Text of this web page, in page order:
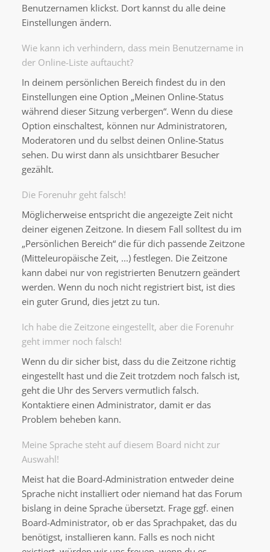
Benutzernamen klickst. Dort kannst du alle deine
Einstellungen ändern.
Wie kann ich verhindern, dass mein Benutzername in
der Online-Liste auftaucht?
In deinem persönlichen Bereich findest du in den
Einstellungen eine Option „Meinen Online-Status
während dieser Sitzung verbergen“. Wenn du diese
Option einschaltest, können nur Administratoren,
Moderatoren und du selbst deinen Online-Status
sehen. Du wirst dann als unsichtbarer Besucher
gezählt.
Die Forenuhr geht falsch!
Möglicherweise entspricht die angezeigte Zeit nicht
deiner eigenen Zeitzone. In diesem Fall solltest du im
„Persönlichen Bereich“ die für dich passende Zeitzone
(Mitteleuropäische Zeit, ...) festlegen. Die Zeitzone
kann dabei nur von registrierten Benutzern geändert
werden. Wenn du noch nicht registriert bist, ist dies
ein guter Grund, dies jetzt zu tun.
Ich habe die Zeitzone eingestellt, aber die Forenuhr
geht immer noch falsch!
Wenn du dir sicher bist, dass du die Zeitzone richtig
eingestellt hast und die Zeit trotzdem noch falsch ist,
geht die Uhr des Servers vermutlich falsch.
Kontaktiere einen Administrator, damit er das
Problem beheben kann.
Meine Sprache steht auf diesem Board nicht zur
Auswahl!
Meist hat die Board-Administration entweder deine
Sprache nicht installiert oder niemand hat das Forum
bislang in deine Sprache übersetzt. Frage ggf. einen
Board-Administrator, ob er das Sprachpaket, das du
benötigst, installieren kann. Falls es noch nicht